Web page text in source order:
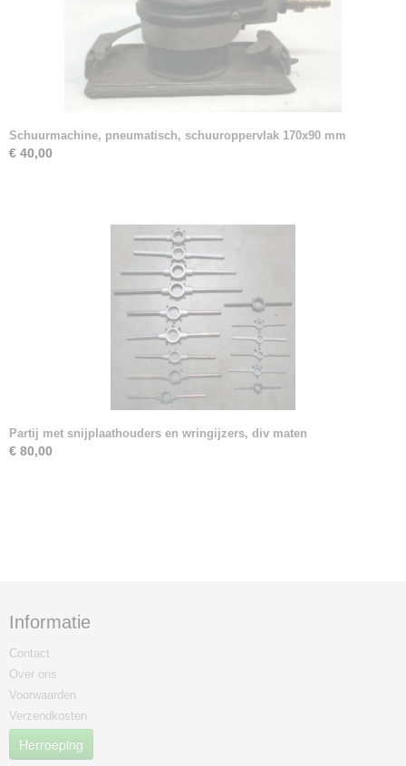
Schuurmachine, pneumatisch, schuuroppervlak 170x90 mm
€ 40,00
Partij met snijplaathouders en wringijzers, div maten
€ 80,00
Informatie
Contact
Over ons
Voorwaarden
Verzendkosten
Herroeping